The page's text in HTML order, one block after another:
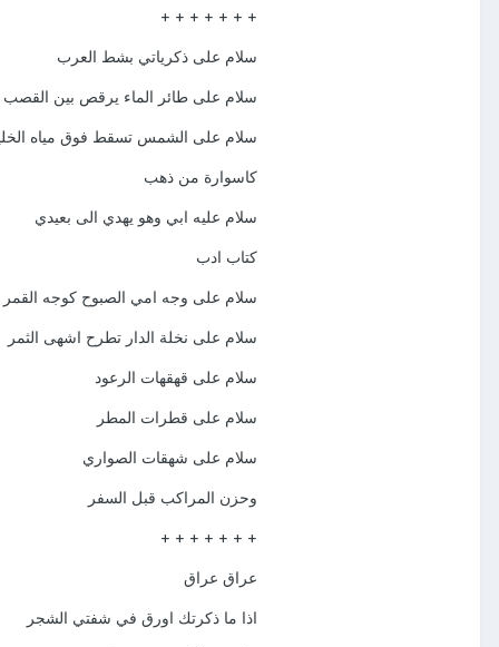
+ + + + + + +
سلام على ذكرياتي بشط العرب
سلام على طائر الماء يرقص بين القصب
سلام على الشمس تسقط فوق مياه
كاسوارة من ذهب
سلام عليه ابي وهو يهدي الى بعيدي
كتاب ادب
سلام على وجه امي الصبوح كوجه القمر
سلام على نخلة الدار تطرح اشهى الثمر
سلام على قهقهات الرعود
سلام على قطرات المطر
سلام على شهقات الصواري
وحزن المراكب قبل السفر
+ + + + + + +
عراق عراق
اذا ما ذكرتك اورق في شفتي الشجر